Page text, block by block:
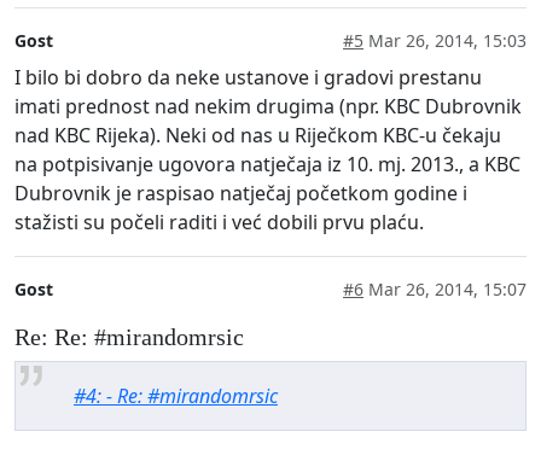
Gost #5 Mar 26, 2014, 15:03
I bilo bi dobro da neke ustanove i gradovi prestanu
imati prednost nad nekim drugima (npr. KBC Dubrovnik
nad KBC Rijeka). Neki od nas u Riječkom KBC-u čekaju
na potpisivanje ugovora natječaja iz 10. mj. 2013., a KBC
Dubrovnik je raspisao natječaj početkom godine i
stažisti su počeli raditi i već dobili prvu plaću.
Gost #6 Mar 26, 2014, 15:07
Re: Re: #mirandomrsic
#4: - Re: #mirandomrsic